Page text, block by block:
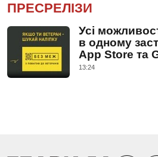
ПРЕСРЕЛІЗИ
Усі
в одному
App Store та
13:24